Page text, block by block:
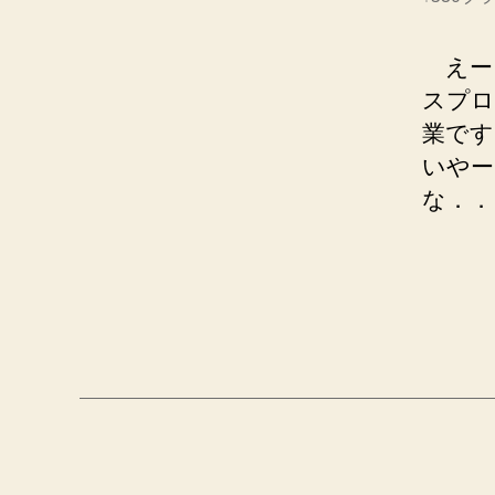
えー
スプ
業で
いや
な．